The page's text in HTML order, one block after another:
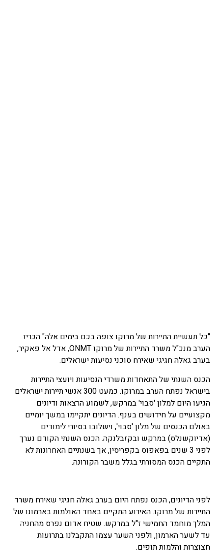
"כל תעשיית התיירות של מרוקו צופה בכם בימים אלה" הכריז
הערב מנכ"ל משרד התיירות של מרוקו ONMT, אדל אל פאקיר,
בערב גאלה חגיגי שאירח סוכני נסיעות ישראלים.
הכנס השנתי של התאחדות משרדי הנסיעות ויועצי התיירות
בישראל נפתח הערב במרוקו. כמעט 300 אנשי תיירות ישראלים
הגיעו היום למלון 'סבוי' במרקש, לשמוע הרצאות ודיונים
מקצועיים על חידושים בענף. הדיונים יתקיימו במשך יומיים
באולם הכנסים של מלון 'סבוי', וישלובו בסיורי לימודים
(אדיוקשנלס) במרקש ובקזבלנקה. הכנס השנתי הקודם נערך
לפני 3 שנים בפאפוס בקפריסין, אך בשנתיים האחרונות לא
התקיים הכנס המסורתי בגלל משבר הקורונה.
לפני הדיונים, הכנס נפתח היום בערב גאלה חגיגי שאירח משרד
התיירות של מרוקו. האירוע התקיים באחד האולמות בארמונו של
המלך מוחמד החמישי ז"ל במרקש. שטיח אדום נפרס מהחניה
עד לשער הארמון, ולפני השער עצמו התקבלנו בתרועות
חצוצרות והלמות תופים.